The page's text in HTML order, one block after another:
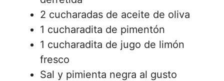
2 cucharadas de aceite de oliva
1 cucharadita de pimentón
1 cucharadita de jugo de limón
fresco
Sal y pimienta negra al gusto